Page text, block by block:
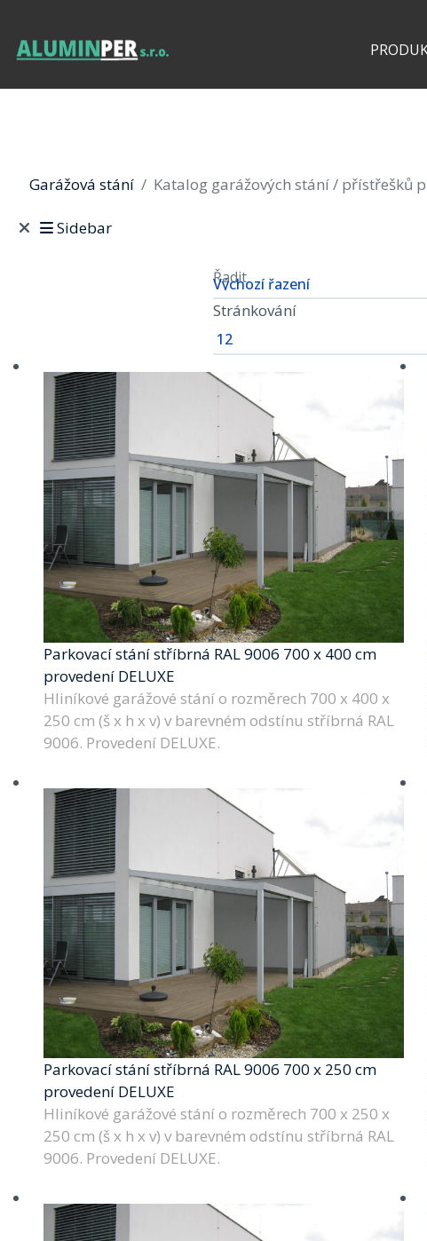
Garážová stání Katalog garážových stání / přístřešků
Sidebar
Řadit
Stránkování
Parkovací stání stříbrná RAL 9006 700 x 400 cm
provedení DELUXE
Hliníkové garážové stání o rozměrech 700 x 400 x
250 cm (š x h x v) v barevném odstínu stříbrná RAL
9006. Provedení DELUXE.
Parkovací stání stříbrná RAL 9006 700 x 250 cm
provedení DELUXE
Hliníkové garážové stání o rozměrech 700 x 250 x
250 cm (š x h x v) v barevném odstínu stříbrná RAL
9006. Provedení DELUXE.